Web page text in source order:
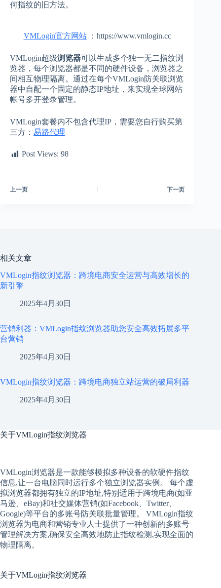
何指纹的旧方法。
VMLogin官方网站：https://www.vmlogin.cc
VMLogin超级浏览器可以生成多个独一无二指纹浏
览器，每个浏览器都是不同的硬件设备，浏览器之
间相互物理隔离。通过在每个VMLogin防关联浏览
器中自配一个固定的静态IP地址，来实现全球网站
帐号多开登录管理。
VMLogin套餐内不包含代理IP，需要您自行购买第
三方： 易路代理
Post Views: 98
上一页 下一页
相关文章
VMLogin指纹浏览器：跨境电商安全运营与高效增长的
新引擎
2025年4月30日
营销利器：VMLogin指纹浏览器助您安全高效拓展多平
台营销
2025年4月30日
VMLogin指纹浏览器：跨境电商独立站运营的破局利器
2025年4月30日
关于VMLogin指纹浏览器
VMLogin浏览器是一款能够模拟多种设备的软硬件指纹
信息,让一台电脑同时运行多个独立浏览器实例。 每个虚
拟浏览器都拥有独立的IP地址,特别适用于跨境电商(如亚
马逊、eBay)和社交媒体营销(如Facebook、Twitter、
Google)等平台的多账号防关联批量管理。 VMLogin指纹
浏览器为电商和营销专业人士提供了一种创新的多账号
管理解决方案,确保安全高效地防止指纹检测,实现全面的
物理隔离。
关于VMLogin指纹浏览器